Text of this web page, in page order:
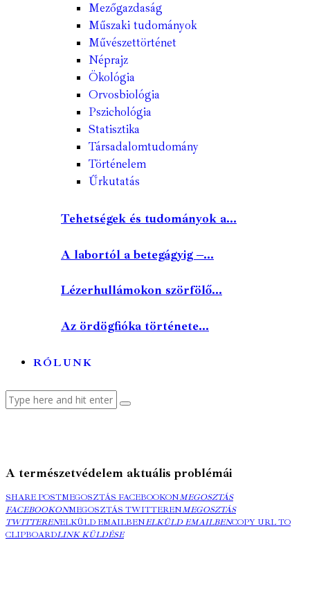
Mezőgazdaság
Műszaki tudományok
Művészettörténet
Néprajz
Ökológia
Orvosbiológia
Pszichológia
Statisztika
Társadalomtudomány
Történelem
Űrkutatás
Tehetségek és tudományok a...
A labortól a betegágyig –...
Lézerhullámokon szörfölő...
Az ördögfióka története...
RÓLUNK
A természetvédelem aktuális problémái
SHARE POSTMEGOSZTÁS FACEBOOKONMEGOSZTÁS
FACEBOOKONMEGOSZTÁS TWITTERENMEGOSZTÁS
TWITTERENELKÜLD EMAILBENELKÜLD EMAILBENCOPY URL TO
CLIPBOARDLINK KÜLDÉSE